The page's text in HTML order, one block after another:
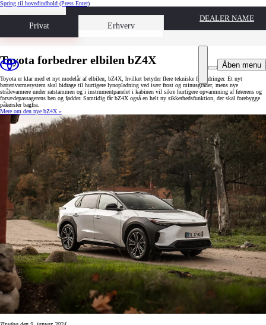
Spring til hovedindhold (Press Enter)
Privat Erhverv
Book prøvetur
DEALER NAME
Åben menu
Toyota forbedrer elbilen bZ4X
Toyota er klar med et nyt modelår af elbilen, bZ4X, hvilket betyder flere tekniske forbedringer. Et nyt
batterivarmesystem skal bidrage til hurtigere lynopladning ved især frost og minusgrader, mens nye
strålevarmere under ratstammen og i instrumentpanelet i kabinen vil sikre hurtigere opvarmning af førerens og
forsædepassagerens ben og fødder. Samtidig får bZ4X også en helt ny sikkerhedsfunktion, der skal forebygge
påkørsler bagfra.
Mere om den nye bZ4X »